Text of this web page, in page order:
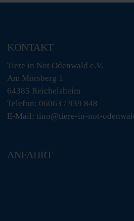
KONTAKT
Tiere in Not Odenwald e.V.
Am Morsberg 1
64385 Reichelsheim
Telefon: 06063 / 939 848
E-Mail: tino@tiere-in-not-
ANFAHRT